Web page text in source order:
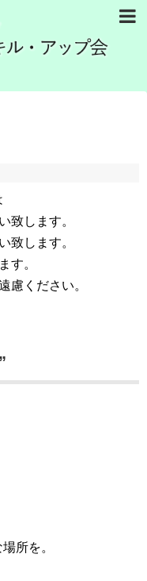
致します。
致します。
す。
慮ください。
所を。